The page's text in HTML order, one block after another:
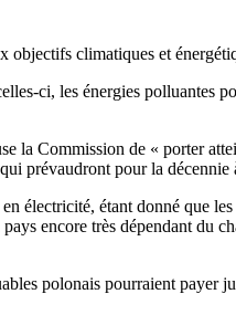
objectifs climatiques et
ci, les énergies polluantes
Commission de « porter
prévaudront pour la décennie
électricité, étant donné que
encore très dépendant du
polonais pourraient payer